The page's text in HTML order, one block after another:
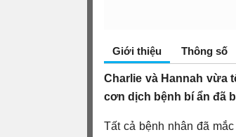
Giới thiệu Thông số
Charlie và Hannah vừa
cơn dịch bệnh bí ẩn đã
Tất cả bệnh nhân đã